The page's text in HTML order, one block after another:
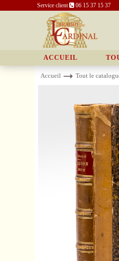
Service client 06 15 37 15 37
ACCUEIL
Accueil Tout le